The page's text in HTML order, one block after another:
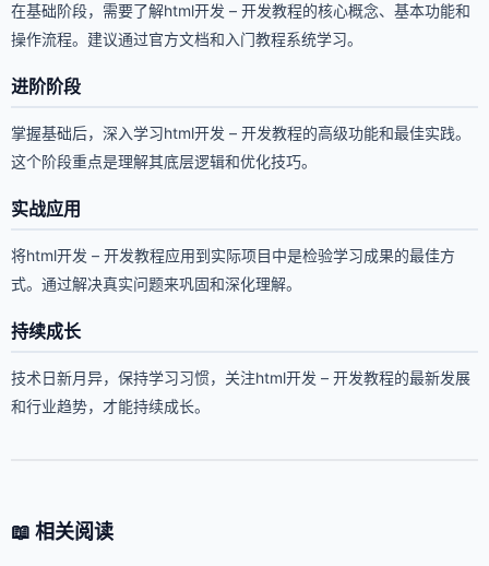
在基础阶段，需要了解html开发 – 开发教程的核心概念、基本功能和
操作流程。建议通过官方文档和入门教程系统学习。
进阶阶段
掌握基础后，深入学习html开发 – 开发教程的高级功能和最佳实践。
这个阶段重点是理解其底层逻辑和优化技巧。
实战应用
将html开发 – 开发教程应用到实际项目中是检验学习成果的最佳方
式。通过解决真实问题来巩固和深化理解。
持续成长
技术日新月异，保持学习习惯，关注html开发 – 开发教程的最新发展
和行业趋势，才能持续成长。
📖 相关阅读